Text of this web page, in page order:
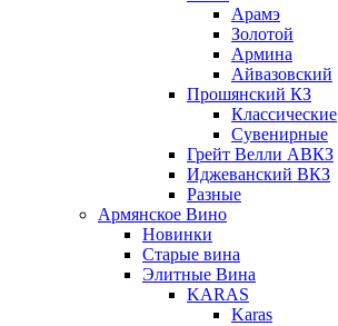
Арамэ
Золотой
Армина
Айвазовский
Прошянский КЗ
Классические
Сувенирные
Грейт Велли АВКЗ
Иджеванский ВКЗ
Разные
Армянское Вино
Новинки
Старые вина
Элитные Вина
KARAS
Karas